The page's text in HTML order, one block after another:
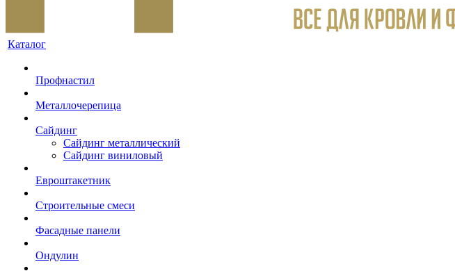
Каталог
Профнастил
Металлочерепица
Сайдинг
Сайдинг металлический
Сайдинг виниловый
Евроштакетник
Строительные смеси
Фасадные панели
Ондулин